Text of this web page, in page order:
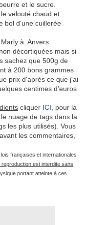
et le sucre.
velouté chaud et
bol d'une cuillerée
à Anvers.
décortiquées mais si
sachez que 500g de
à 200 bons grammes
prix d'après ce que j'ai
centimes d'euros
cliquer ICI , pour la
nuage de tags dans la
les plus utilisés). Vous
les commentaires,
françaises et internationales
reproduction est interdite sans
portant atteinte à ces